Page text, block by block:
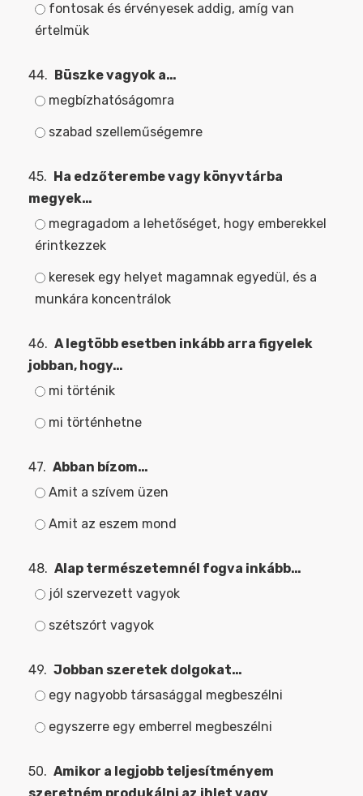
fontosak és érvényesek addig, amíg van
értelmük
44.
Büszke vagyok a…
megbízhatóságomra
szabad szelleműségemre
45.
Ha edzőterembe vagy könyvtárba
megyek…
megragadom a lehetőséget, hogy emberekkel
érintkezzek
keresek egy helyet magamnak egyedül, és a
munkára koncentrálok
46. A legtöbb esetben inkább arra figyelek
jobban, hogy…
mi történik
mi történhetne
47. Abban bízom…
Amit a szívem üzen
Amit az eszem mond
48. Alap természetemnél fogva inkább…
jól szervezett vagyok
szétszórt vagyok
49. Jobban szeretek dolgokat…
egy nagyobb társasággal megbeszélni
egyszerre egy emberrel megbeszélni
50. Amikor a legjobb teljesítményem